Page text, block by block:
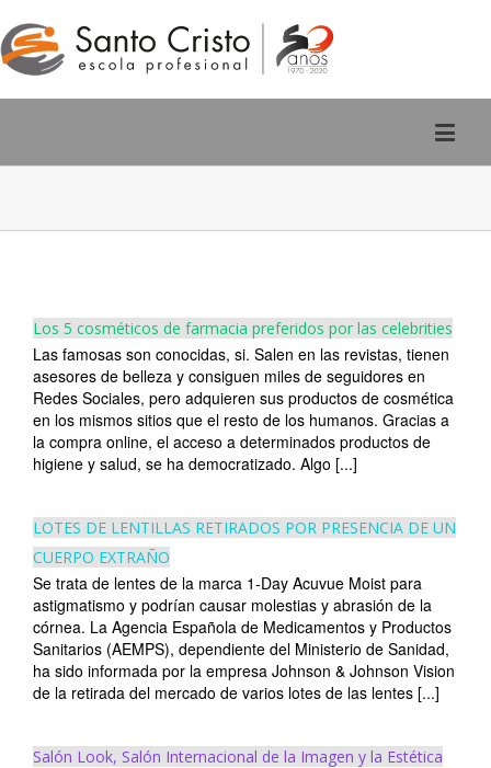
988 220 588
Los 5 cosméticos de farmacia preferidos por las celebrities
Las famosas son conocidas, si. Salen en las revistas, tienen
asesores de belleza y consiguen miles de seguidores en
Redes Sociales, pero adquieren sus productos de cosmética
en los mismos sitios que el resto de los humanos. Gracias a
la compra online, el acceso a determinados productos de
higiene y salud, se ha democratizado. Algo [...]
LOTES DE LENTILLAS RETIRADOS POR PRESENCIA DE UN
CUERPO EXTRAÑO
Se trata de lentes de la marca 1-Day Acuvue Moist para
astigmatismo y podrían causar molestias y abrasión de la
córnea. La Agencia Española de Medicamentos y Productos
Sanitarios (AEMPS), dependiente del Ministerio de Sanidad,
ha sido informada por la empresa Johnson & Johnson Vision
de la retirada del mercado de varios lotes de las lentes [...]
Salón Look, Salón Internacional de la Imagen y la Estética